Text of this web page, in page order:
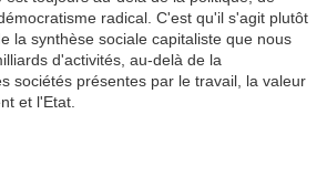
radical. C'est qu'il s'agit plutôt
la synthèse sociale capitaliste que nous
d'activités, au-delà de la
sociétés présentes par le travail, la valeur
et l'Etat.